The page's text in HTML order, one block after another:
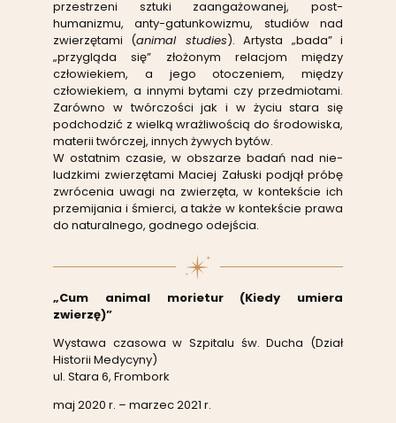
przestrzeni sztuki zaangażowanej, post-
humanizmu, anty-gatunkowizmu, studiów nad
zwierzętami (animal studies). Artysta „bada” i
„przygląda się” złożonym relacjom między
człowiekiem, a jego otoczeniem, między
człowiekiem, a innymi bytami czy przedmiotami.
Zarówno w twórczości jak i w życiu stara się
podchodzić z wielką wrażliwością do środowiska,
materii twórczej, innych żywych bytów.
W ostatnim czasie, w obszarze badań nad nie-
ludzkimi zwierzętami Maciej Załuski podjął próbę
zwrócenia uwagi na zwierzęta, w kontekście ich
przemijania i śmierci, a także w kontekście prawa
do naturalnego, godnego odejścia.
„Cum animal morietur (Kiedy umiera
zwierzę)”
Wystawa czasowa w Szpitalu św. Ducha (Dział
Historii Medycyny)
ul. Stara 6, Frombork
maj 2020 r. – marzec 2021 r.